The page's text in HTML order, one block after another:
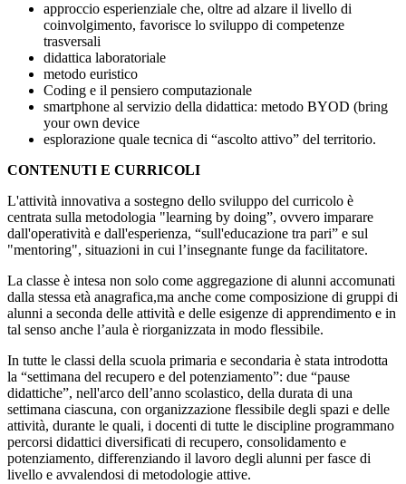
approccio esperienziale che, oltre ad alzare il livello di
coinvolgimento, favorisce lo sviluppo di competenze
trasversali
didattica laboratoriale
metodo euristico
Coding e il pensiero computazionale
smartphone al servizio della didattica: metodo BYOD (bring
your own device
esplorazione quale tecnica di “ascolto attivo” del territorio.
CONTENUTI E CURRICOLI
L'attività innovativa a sostegno dello sviluppo del curricolo è
centrata sulla metodologia "learning by doing”, ovvero imparare
dall'operatività e dall'esperienza, “sull'educazione tra pari” e sul
"mentoring", situazioni in cui l’insegnante funge da facilitatore.
La classe è intesa non solo come aggregazione di alunni accomunati
dalla stessa età anagrafica,ma anche come composizione di gruppi di
alunni a seconda delle attività e delle esigenze di apprendimento e in
tal senso anche l’aula è riorganizzata in modo flessibile.
In tutte le classi della scuola primaria e secondaria è stata introdotta
la “settimana del recupero e del potenziamento”: due “pause
didattiche”, nell'arco dell’anno scolastico, della durata di una
settimana ciascuna, con organizzazione flessibile degli spazi e delle
attività, durante le quali, i docenti di tutte le discipline programmano
percorsi didattici diversificati di recupero, consolidamento e
potenziamento, differenziando il lavoro degli alunni per fasce di
livello e avvalendosi di metodologie attive.